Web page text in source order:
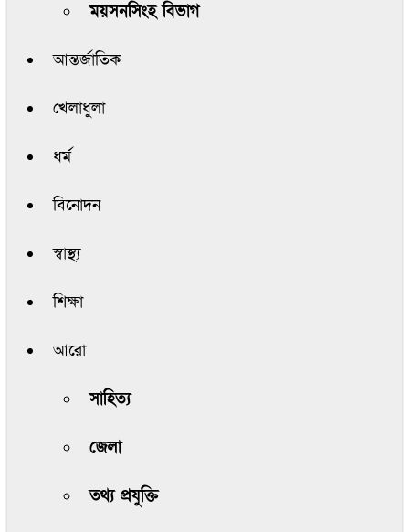
ময়সনসিংহ বিভাগ
আন্তর্জাতিক
খেলাধুলা
ধর্ম
বিনোদন
স্বাস্থ্য
শিক্ষা
আরো
সাহিত্য
জেলা
তথ্য প্রযুক্তি